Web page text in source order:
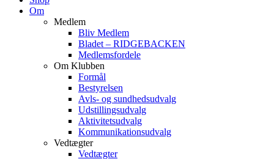
Om
Medlem
Bliv Medlem
Bladet – RIDGEBACKEN
Medlemsfordele
Om Klubben
Formål
Bestyrelsen
Avls- og sundhedsudvalg
Udstillingsudvalg
Aktivitetsudvalg
Kommunikationsudvalg
Vedtægter
Vedtægter